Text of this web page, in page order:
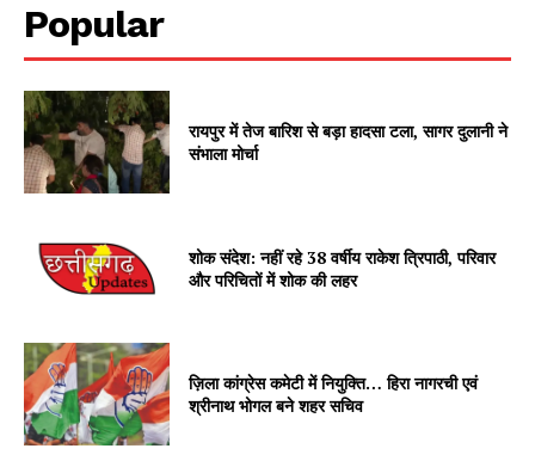
Popular
रायपुर में तेज बारिश से बड़ा हादसा टला, सागर दुलानी ने
संभाला मोर्चा
शोक संदेश: नहीं रहे 38 वर्षीय राकेश त्रिपाठी, परिवार
और परिचितों में शोक की लहर
ज़िला कांग्रेस कमेटी में नियुक्ति… हिरा नागरची एवं
श्रीनाथ भोगल बने शहर सचिव